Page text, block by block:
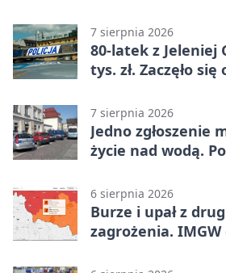
7 sierpnia 2026
80-latek z Jeleniej
tys. zł. Zaczęło
7 sierpnia 2026
Jedno zgłoszenie
życie nad wodą.
6 sierpnia 2026
Burze i upał z
zagrożenia.